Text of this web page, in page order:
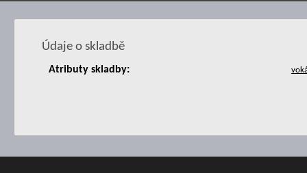
Údaje o skladbě
Atributy skladby: